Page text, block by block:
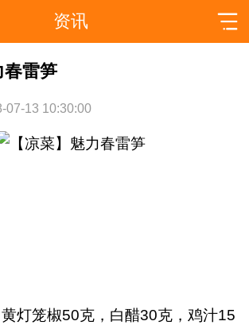
资讯
春雷笋
07-13 10:30:00
灯笼椒50克，白醋30克，鸡汁15